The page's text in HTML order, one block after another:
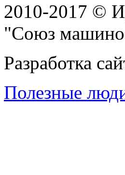
2010-2017 ©
"Союз
Разработка
Полезные